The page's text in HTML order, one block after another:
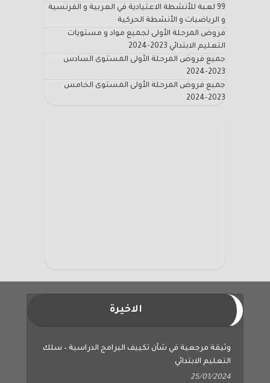
99 لعبة للأنشطة الاعتيادية في العربية و الفرنسية
و الرياضيات و الأنشطة الحركية
فروض المرحلة الأولى لجميع مواد و مستويات
التعليم الابتدائي 2023-2024
جميع فروض المرحلة الأولى المستوى السادس
2023-2024
جميع فروض المرحلة الأولى المستوى الخامس
2023-2024
الاخيرة
وثيقة مرجعية في شأن تكييف البرامج الدراسية – سلك
التعليم الابتدائي
25/01/2024